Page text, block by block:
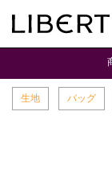
生地 バッグ